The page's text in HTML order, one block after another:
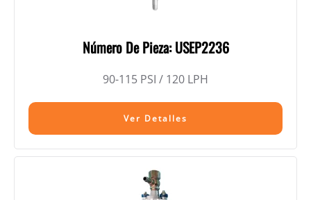
Número De Pieza: USEP2236
90-115 PSI / 120 LPH
Ver Detalles